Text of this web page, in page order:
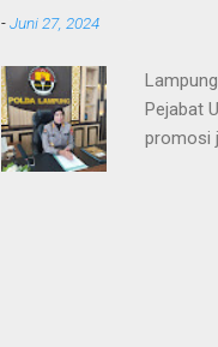
-Juni 27, 2024
Pejabat
promosi
yang